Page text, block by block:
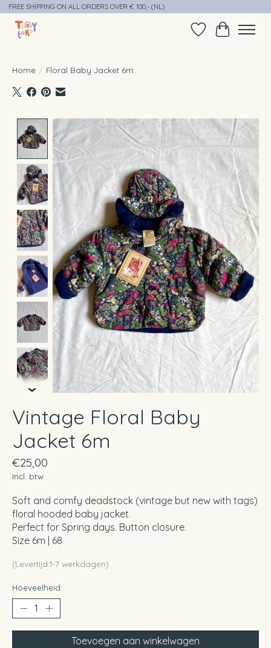
FREE SHIPPING ON ALL ORDERS OVER € 100,- (NL)
Verlanglijst
Home / Floral Baby Jacket 6m
Product image slideshow Items
Vintage Floral Baby
Jacket 6m
€25,00
Incl. btw
Soft and comfy deadstock (vintage but new with tags)
floral hooded baby jacket.
Perfect for Spring days. Button closure.
Size 6m | 68
(Levertijd:1-7 werkdagen)
Hoeveelheid:
Toevoegen aan winkelwagen